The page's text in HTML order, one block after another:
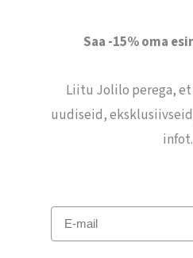
Saa -15% oma
Liitu Jolilo perega, et
uudiseid,
infot.
E-mail